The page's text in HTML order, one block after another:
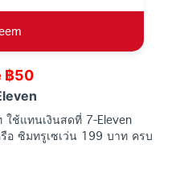
฿50
ช้แทนเงินสดที่ 7-Eleven
อ ซิมทรูเซเว่น 199 บาท ครบ